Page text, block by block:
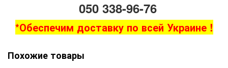
050 338-96-76
*Обеспечим доставку по всей Украине !
Похожие товары